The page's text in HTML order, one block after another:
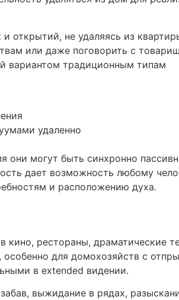
открытий, не удаляясь из
или даже поговорить с
вариантом традиционным типам
удаленно
они могут быть синхронно
дает возможность любому
и расположению духа.
кино, рестораны, драматические
для домохозяйств с
в extended видении.
выжидание в рядах,